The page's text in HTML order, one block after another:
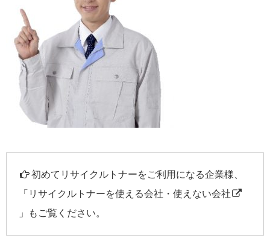
初めてリサイクルトナーをご利用になる企業様、
「 リサイクルトナーを使える会社・使えない会社
」もご覧ください。